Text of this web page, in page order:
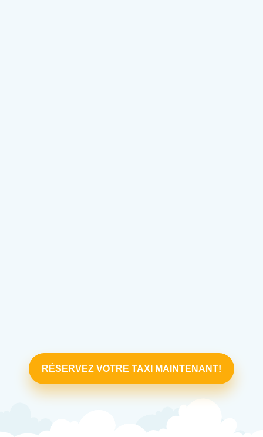
RÉSERVEZ VOTRE TAXI MAINTENANT!